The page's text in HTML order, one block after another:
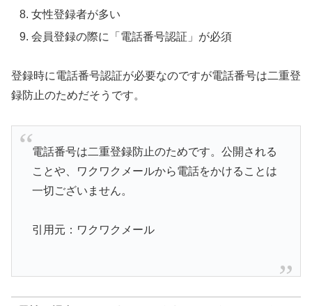
女性登録者が多い
会員登録の際に「電話番号認証」が必須
登録時に電話番号認証が必要なのですが電話番号は二重登
録防止のためだそうです。
電話番号は二重登録防止のためです。公開される
ことや、ワクワクメールから電話をかけることは
一切ございません。
引用元：ワクワクメール